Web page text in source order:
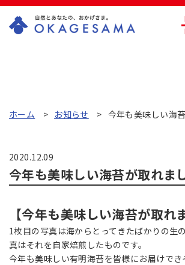
式会社の公式通
ホーム お知らせ 今年も美味しい海
2020.12.09
今年も美味しい海苔が取れま
【今年も美味しい海苔が取れ
1枚目の写真は海からとってきたばかりの生
真はそれを自家焙煎したものです。
今年も美味しい有明海苔を皆様にお届けで